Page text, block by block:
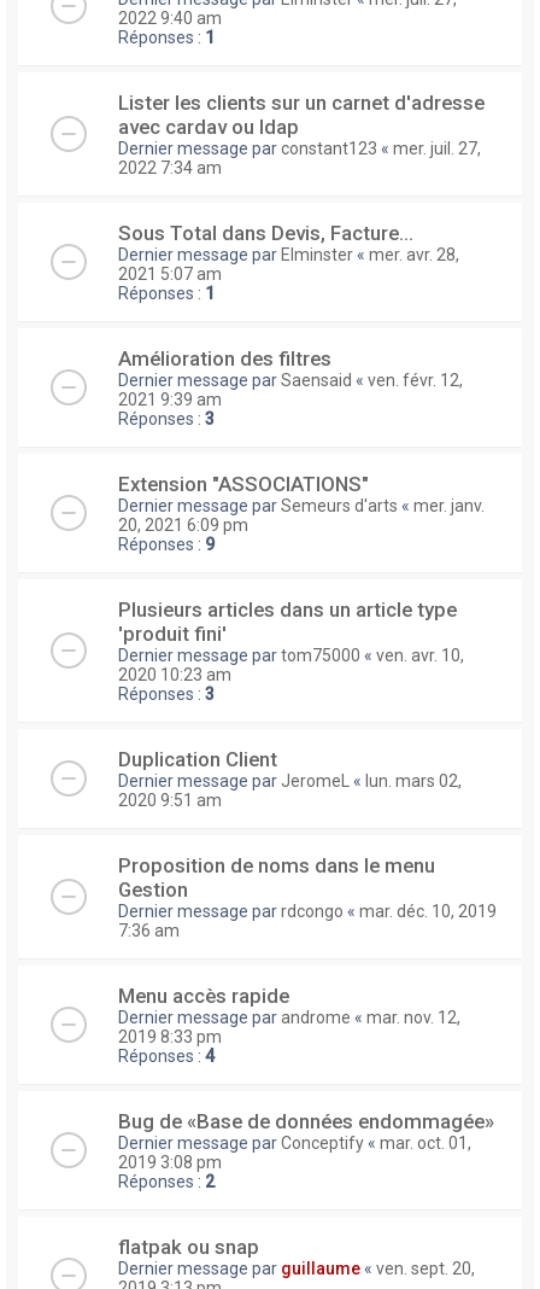
2022 9:40 am
Réponses : 1
Lister les clients sur un carnet d'adresse
avec cardav ou ldap
Dernier message parconstant123 « mer. juil. 27,
2022 7:34 am
Sous Total dans Devis, Facture...
Dernier message parElminster « mer. avr. 28,
2021 5:07 am
Réponses : 1
Amélioration des filtres
Dernier message parSaensaid « ven. févr. 12,
2021 9:39 am
Réponses : 3
Extension "ASSOCIATIONS"
Dernier message parSemeurs d'arts « mer. janv.
20, 2021 6:09 pm
Réponses : 9
Plusieurs articles dans un article type
'produit fini'
Dernier message partom75000 « ven. avr. 10,
2020 10:23 am
Réponses : 3
Duplication Client
Dernier message par JeromeL « lun. mars 02,
2020 9:51 am
Proposition de noms dans le menu
Gestion
Dernier message parrdcongo « mar. déc. 10, 2019
7:36 am
Menu accès rapide
Dernier message parandrome « mar. nov. 12,
2019 8:33 pm
Réponses : 4
Bug de «Base de données endommagée»
Dernier message parConceptify « mar. oct. 01,
2019 3:08 pm
Réponses : 2
flatpak ou snap
Dernier message par guillaume « ven. sept. 20,